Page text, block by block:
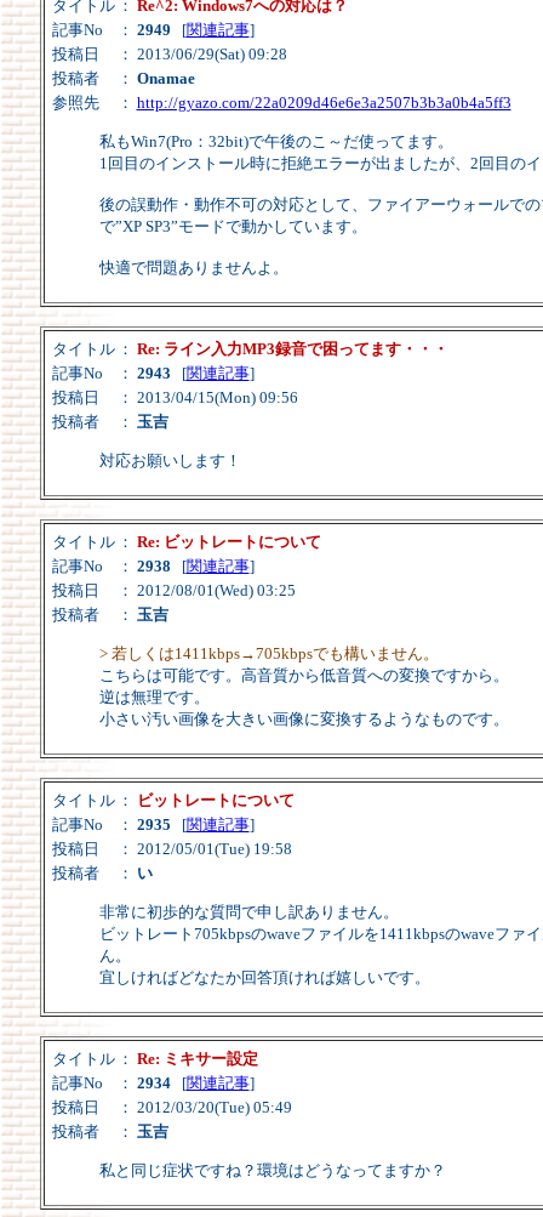
タイトル ： Re^2: Windows7への対応は？
記事No
： 2949 [関連記事]
投稿日
： 2013/06/29(Sat) 09:28
投稿者
： Onamae
参照先
： http://gyazo.com/22a0209d46e6e3a2507b3b3a0b4a5ff3
私もWin7(Pro：32bit)で午後のこ～だ使ってます。
1回目のインストール時に拒絶エラーが出ましたが、2回目の
後の誤動作・動作不可の対応として、ファイアーウォールで
で”XP SP3”モードで動かしています。
快適で問題ありませんよ。
タイトル ： Re: ライン入力MP3録音で困ってます・・・
記事No
： 2943 [関連記事]
投稿日
： 2013/04/15(Mon) 09:56
投稿者
： 玉吉
対応お願いします！
タイトル ： Re: ビットレートについて
記事No
： 2938 [関連記事]
投稿日
： 2012/08/01(Wed) 03:25
投稿者
： 玉吉
> 若しくは1411kbps→705kbpsでも構いません。
こちらは可能です。高音質から低音質への変換ですから。
逆は無理です。
小さい汚い画像を大きい画像に変換するようなものです。
タイトル ：
ビットレートについて
記事No
： 2935 [関連記事]
投稿日
： 2012/05/01(Tue) 19:58
投稿者
： い
非常に初歩的な質問で申し訳ありません。
ビットレート705kbpsのwaveファイルを1411kbpsのwaveフ
ん。
宜しければどなたか回答頂ければ嬉しいです。
タイトル ： Re: ミキサー設定
記事No
： 2934[関連記事]
投稿日
： 2012/03/20(Tue) 05:49
投稿者
： 玉吉
私と同じ症状ですね？環境はどうなってますか？